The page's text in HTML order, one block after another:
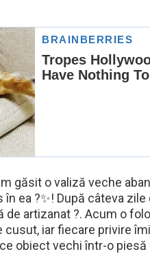
găsit o valiză veche
ea ?✨! După câteva zile
artizanat ?. Acum o
iar fiecare privire
obiect vechi într-o piesă